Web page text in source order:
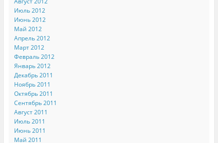
Июль 2012
Июнь 2012
Май 2012
Апрель 2012
Март 2012
Февраль 2012
Январь 2012
Декабрь 2011
Ноябрь 2011
Октябрь 2011
Сентябрь 2011
Август 2011
Июль 2011
Июнь 2011
Май 2011